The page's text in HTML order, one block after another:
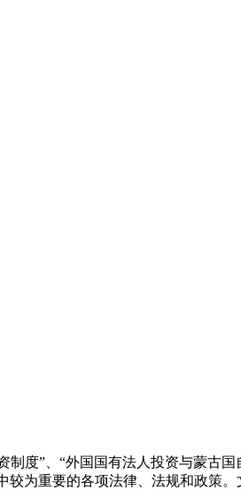
度”、“外国国有法人投资与蒙古
为重要的各项法律、法规和政策